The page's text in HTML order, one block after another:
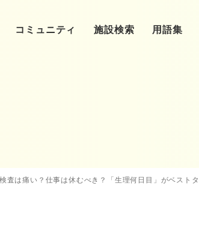
コミュニティ 施設検索 用語集
査は痛い？仕事は休むべき？「生理何日目」がベスト